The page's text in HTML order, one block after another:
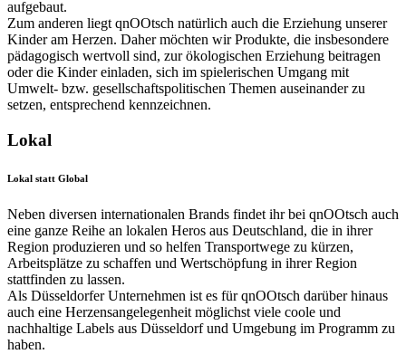
aufgebaut.
Zum anderen liegt qnOOtsch natürlich auch die Erziehung unserer
Kinder am Herzen. Daher möchten wir Produkte, die insbesondere
pädagogisch wertvoll sind, zur ökologischen Erziehung beitragen
oder die Kinder einladen, sich im spielerischen Umgang mit
Umwelt- bzw. gesellschaftspolitischen Themen auseinander zu
setzen, entsprechend kennzeichnen.
Lokal
Lokal statt Global
Neben diversen internationalen Brands findet ihr bei qnOOtsch auch
eine ganze Reihe an lokalen Heros aus Deutschland, die in ihrer
Region produzieren und so helfen Transportwege zu kürzen,
Arbeitsplätze zu schaffen und Wertschöpfung in ihrer Region
stattfinden zu lassen.
Als Düsseldorfer Unternehmen ist es für qnOOtsch darüber hinaus
auch eine Herzensangelegenheit möglichst viele coole und
nachhaltige Labels aus Düsseldorf und Umgebung im Programm zu
haben.